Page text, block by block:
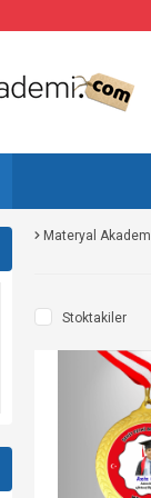
Materyal
Stoktakiler